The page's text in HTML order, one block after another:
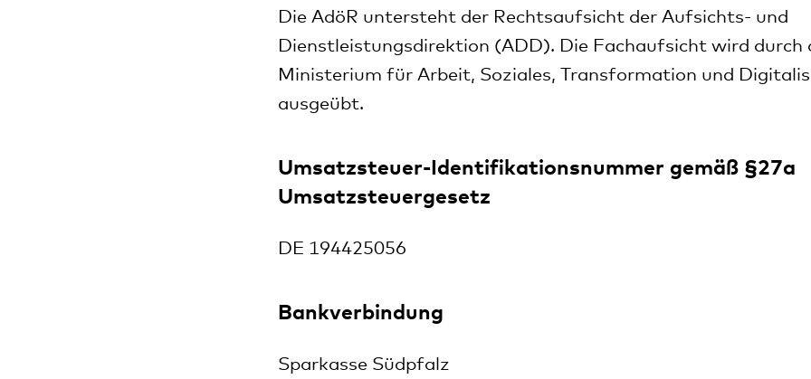
Die AdöR untersteht der Rechtsaufsicht der Aufsichts- und
Dienstleistungsdirektion (ADD). Die Fachaufsicht wird durch
Ministerium für Arbeit, Soziales, Transformation und
ausgeübt.
Umsatzsteuer-Identifikationsnummer gemäß §27a
Umsatzsteuergesetz
DE 194425056
Bankverbindung
Sparkasse Südpfalz